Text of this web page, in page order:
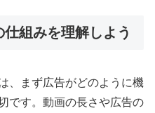
組みを理解しよう
、まず広告がどのように機
です。動画の長さや広告の